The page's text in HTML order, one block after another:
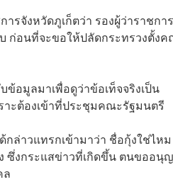
รจังหวัดภูเก็ตว่า รองผู้ว่าราชการ
ก่อนที่จะขอให้ปลัดกระทรวงตั้ง
ข้อมูลมาเพื่อดูว่าข้อเท็จจริงเป็น
าะต้องเข้าที่ประชุมคณะรัฐมนตรี
ล่าวแทรกเข้ามาว่า ชื่อกุ้งใช่ไหม
ซึ่งกระแสข่าวที่เกิดขึ้น ตนขออนุ
ล